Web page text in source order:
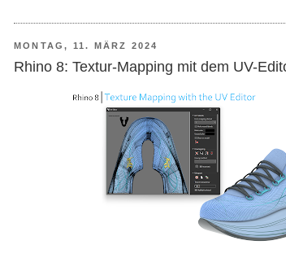
MONTAG, 11. MÄRZ 2024
Rhino 8: Textur-Mapping mit dem UV-